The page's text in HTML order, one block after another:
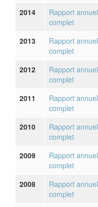
2014
Rapport annuel
complet
2013
Rapport annuel
complet
2012
Rapport annuel
complet
2011
Rapport annuel
complet
2010
Rapport annuel
complet
2009
Rapport annuel
complet
2008
Rapport annuel
complet